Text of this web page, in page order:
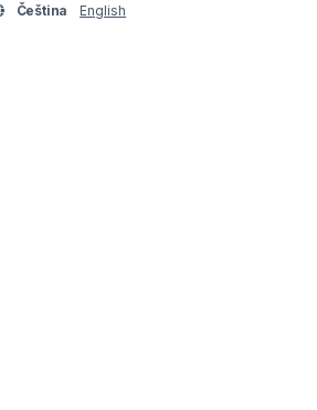
Čeština
English